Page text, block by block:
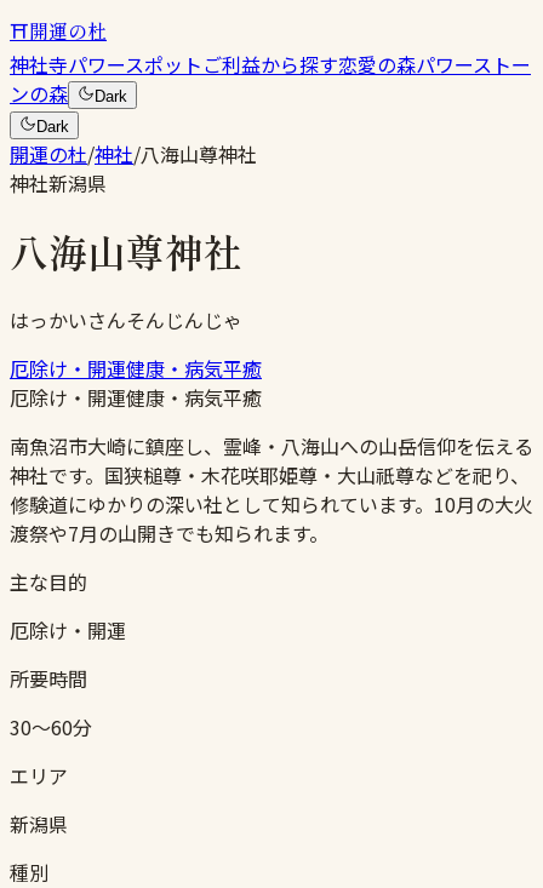
⛩開運の杜
神社寺パワースポットご利益から探す恋愛の森パワーストー
ンの森
Dark
Dark
開運の杜/神社/八海山尊神社
神社新潟県
八海山尊神社
はっかいさんそんじんじゃ
厄除け・開運健康・病気平癒
厄除け・開運健康・病気平癒
南魚沼市大崎に鎮座し、霊峰・八海山への山岳信仰を伝える
神社です。国狭槌尊・木花咲耶姫尊・大山祇尊などを祀り、
修験道にゆかりの深い社として知られています。10月の大火
渡祭や7月の山開きでも知られます。
主な目的
厄除け・開運
所要時間
30〜60分
エリア
新潟県
種別